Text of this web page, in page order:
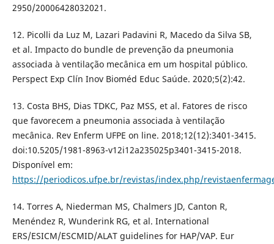
2950/20006428032021.
12. Picolli da Luz M, Lazari Padavini R, Macedo da Silva SB,
et al. Impacto do bundle de prevenção da pneumonia
associada à ventilação mecânica em um hospital público.
Perspect Exp Clín Inov Bioméd Educ Saúde. 2020;5(2):42.
13. Costa BHS, Dias TDKC, Paz MSS, et al. Fatores de risco
que favorecem a pneumonia associada à ventilação
mecânica. Rev Enferm UFPE on line. 2018;12(12):3401-3415.
doi:10.5205/1981-8963-v12i12a235025p3401-3415-2018.
Disponível em:
https://periodicos.ufpe.br/revistas/index.php/
14. Torres A, Niederman MS, Chalmers JD, Canton R,
Menéndez R, Wunderink RG, et al. International
ERS/ESICM/ESCMID/ALAT guidelines for HAP/VAP. Eur